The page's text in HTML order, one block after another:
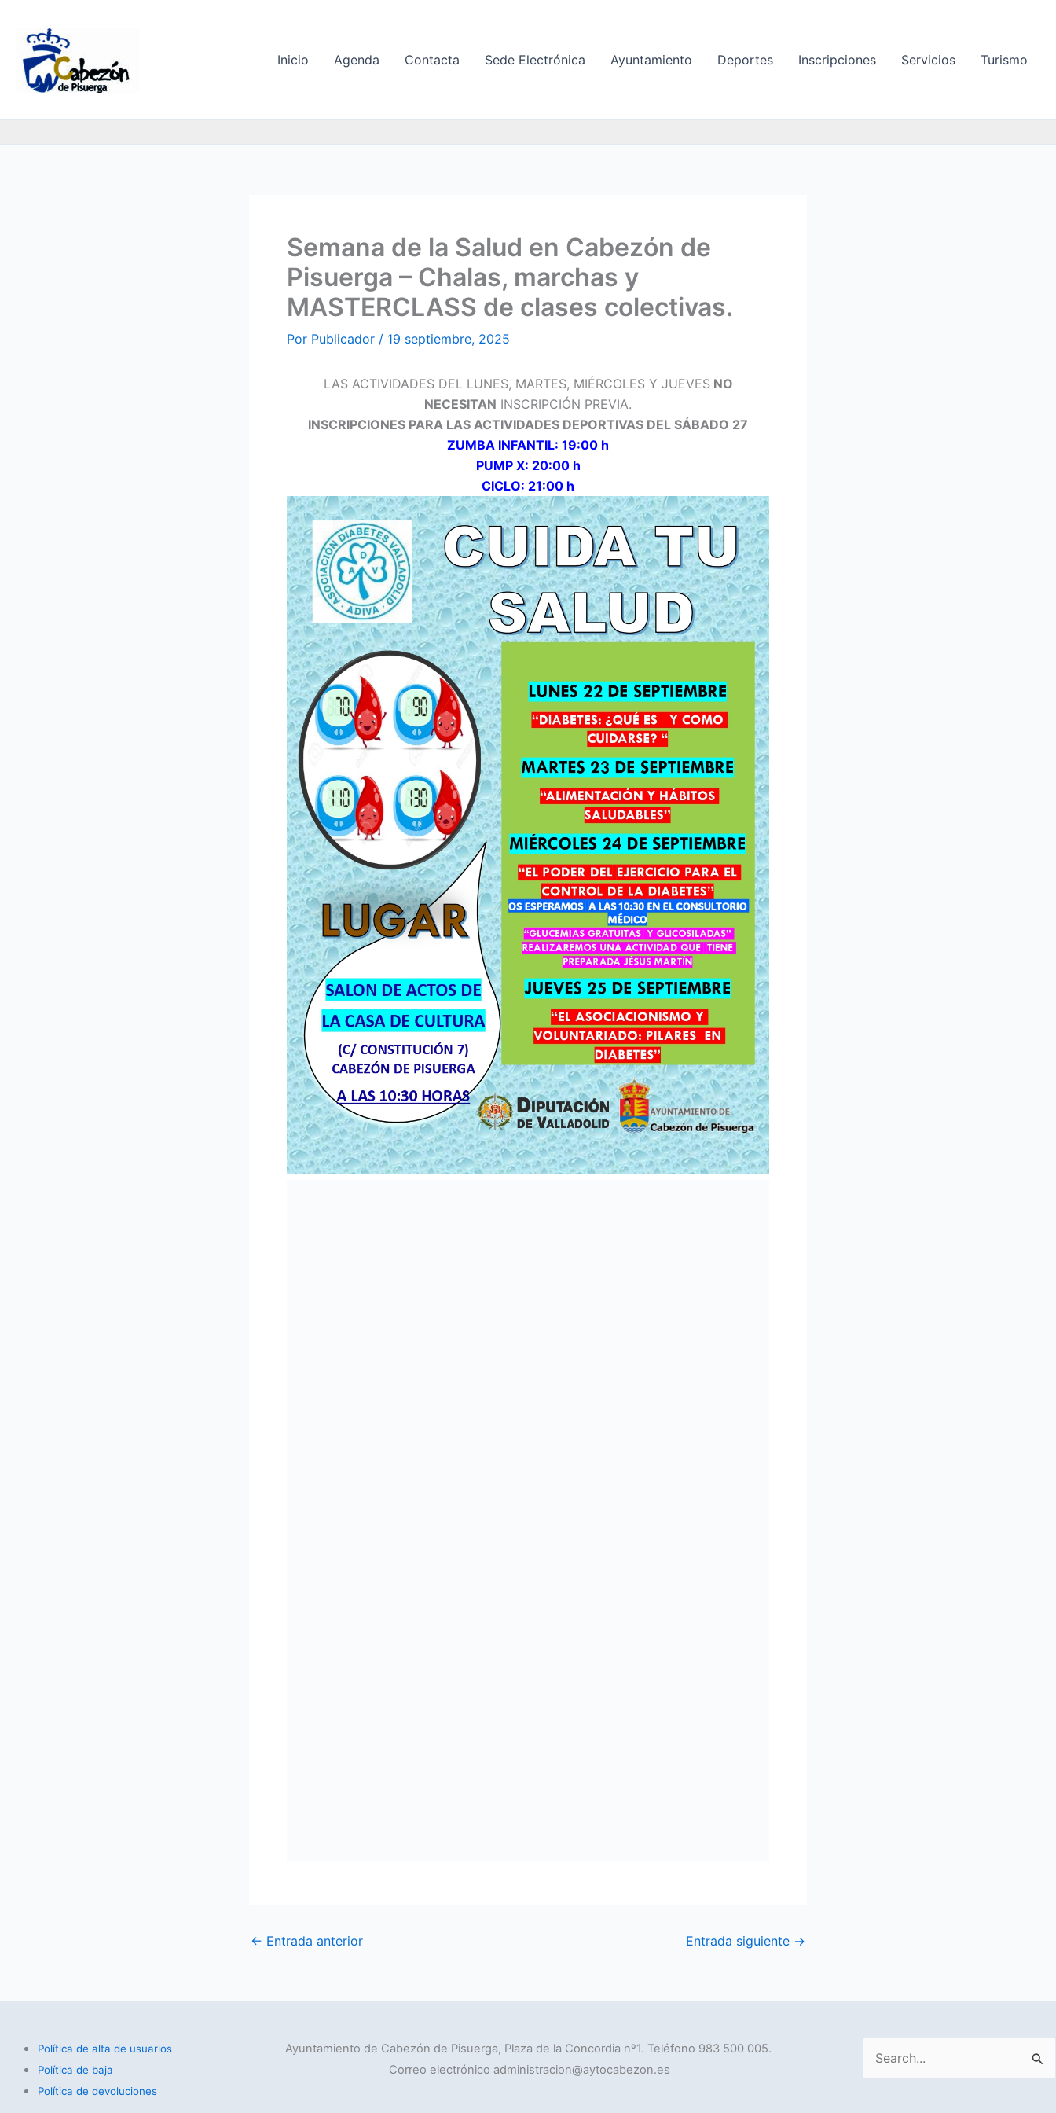
contenido
Inicio Agenda Contacta Sede Electrónica Ayuntamiento Deportes Inscripciones Servicios Turismo
Semana de la Salud en Cabezón de
Pisuerga – Chalas, marchas y
MASTERCLASS de clases colectivas.
Por Publicador / 19 septiembre, 2025
LAS ACTIVIDADES DEL LUNES, MARTES, MIÉRCOLES Y JUEVES NO
NECESITAN INSCRIPCIÓN PREVIA.
INSCRIPCIONES PARA LAS ACTIVIDADES DEPORTIVAS DEL SÁBADO 27
ZUMBA INFANTIL: 19:00 h
PUMP X: 20:00 h
CICLO: 21:00 h
← Entrada anterior Entrada siguiente →
Política de alta de usuarios
Política de baja
Política de devoluciones
Ayuntamiento de Cabezón de Pisuerga, Plaza de la Concordia nº1. Teléfono 983 500 005.
Correo electrónico administracion@aytocabezon.es
Buscar
por: